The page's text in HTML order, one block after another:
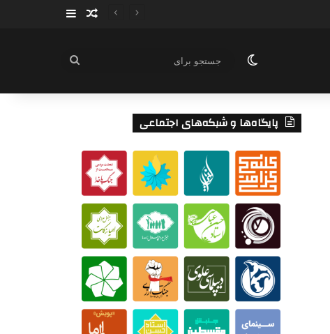
نوشته تصادفی
سایدبار
تغییر پوسته
جستجو
پایگاه‌ها و شبکه‌های اجتماعی